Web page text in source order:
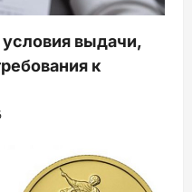
выдачи,
к